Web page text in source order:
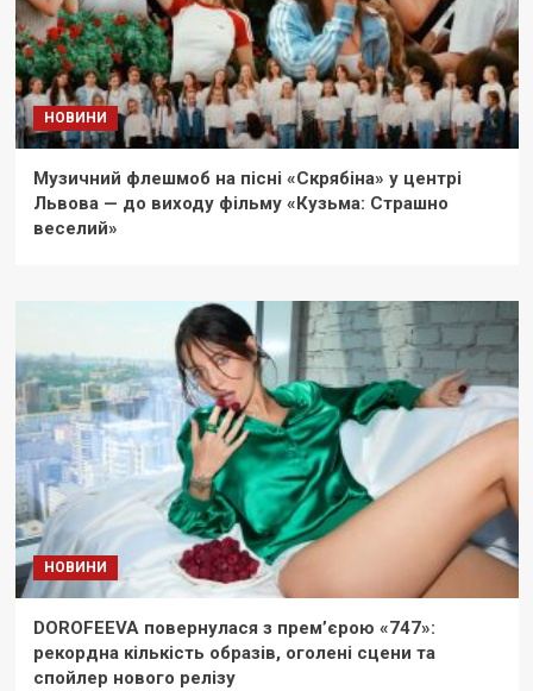
НОВИНИ
Музичний флешмоб на пісні «Скрябіна» у центрі
Львова — до виходу фільму «Кузьма: Страшно
веселий»
НОВИНИ
DOROFEEVA повернулася з прем’єрою «747»:
рекордна кількість образів, оголені сцени та
спойлер нового релізу